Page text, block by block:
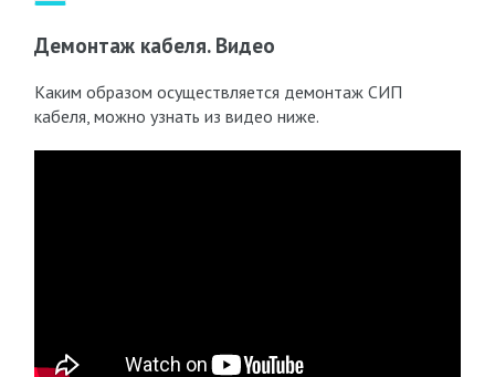
Демонтаж кабеля. Видео
Каким образом осуществляется демонтаж СИП
кабеля, можно узнать из видео ниже.